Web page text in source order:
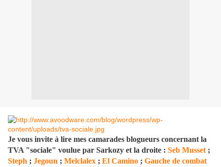
Je vous invite à lire mes camarades blogueurs concernant la
TVA "sociale" voulue par Sarkozy et la droite : Seb Musset ;
Steph ; Jegoun ; Melclalex ; El Camino ; Gauche de combat